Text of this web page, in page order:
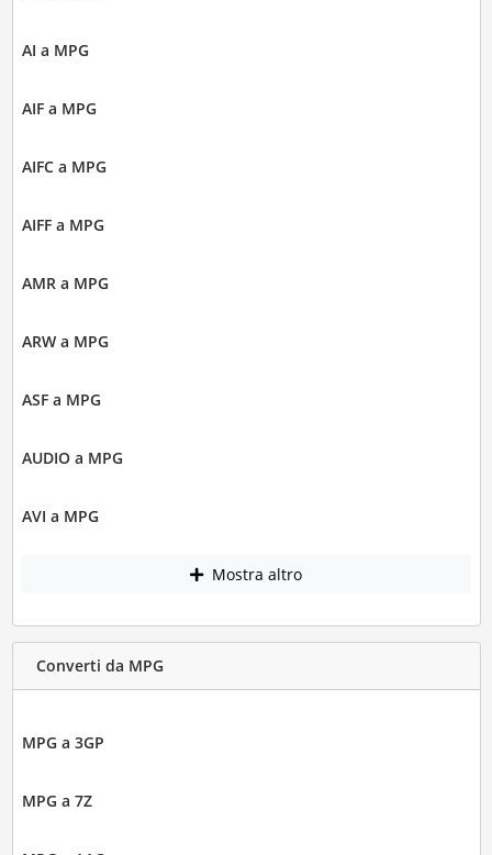
AI a MPG
AIF a MPG
AIFC a MPG
AIFF a MPG
AMR a MPG
ARW a MPG
ASF a MPG
AUDIO a MPG
AVI a MPG
Mostra altro
Converti da MPG
MPG a 3GP
MPG a 7Z